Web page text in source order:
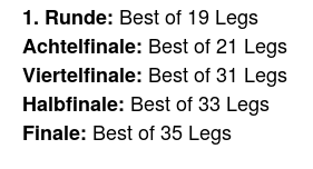
1. Runde: Best of 19 Legs
Achtelfinale: Best of 21 Legs
Viertelfinale: Best of 31 Legs
Halbfinale: Best of 33 Legs
Finale: Best of 35 Legs